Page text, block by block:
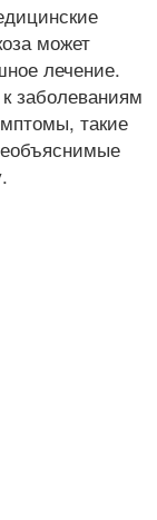
может
лечение.
заболеваниям
такие